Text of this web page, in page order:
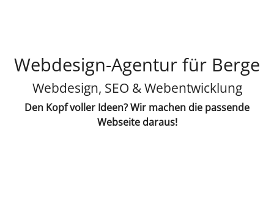
Webdesign-Agentur für Berge
Webdesign, SEO & Webentwicklung
Den Kopf voller Ideen? Wir machen die passende
Webseite daraus!